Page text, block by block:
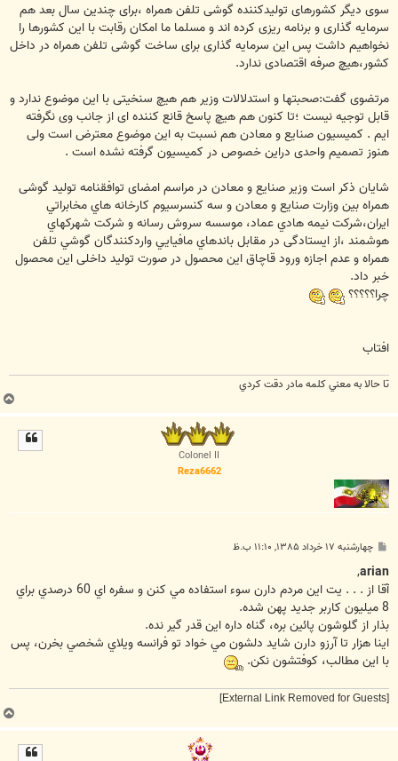
سوی دیگر کشورهای تولیدکننده گوشی تلفن همراه ،برای چندین سال بعد هم
سرمایه گذاری و برنامه ریزی کرده اند و مسلما ما امکان رقابت با این کشورها را
نخواهیم داشت پس این سرمایه گذاری برای ساخت گوشی تلفن همراه در داخل
کشور،هیچ صرفه اقتصادی ندارد.
مرتضوی گفت:صحبتها و استدلالات وزیر هم هیچ سنخیتی با این موضوع ندارد و
قابل توجیه نیست ؛تا کنون هم هیچ پاسخ قانع کننده ای از جانب وی نگرفته
ایم . کمیسیون صنایع و معادن هم نسبت به این موضوع معترض است ولی
هنوز تصمیم واحدی دراین خصوص در کمیسیون گرفته نشده است .
شایان ذکر است وزیر صنایع و معادن در مراسم امضای توافقنامه تولید گوشی
همراه بين وزارت صنايع و معادن و سه كنسرسيوم كارخانه هاي مخابراتي
ايران،شركت نيمه هادي عماد، موسسه سروش رسانه و شركت شهركهاي
هوشمند ،از ایستادگی در مقابل باندهاي مافيايي واردكنندگان گوشي تلفن
همراه و عدم اجازه ورود قاچاق این محصول در صورت تولید داخلی این محصول
خبر داد.
چرا؟؟؟؟؟
افتاب
تا حالا به معني کلمه مادر دقت کردي
ب
ا
Colonel II
Reza6662
پ
ت
چهارشنبه ۱۷ خرداد ۱۳۸۵, ۱۱:۱۰ ب.ظ
arian
,
آقا از . . . يت اين مردم دارن سوء استفاده مي کنن و سفره اي 60 درصدي براي
8 ميليون کاربر جديد پهن شده.
بذار از گلوشون پائين بره، گناه داره اين قدر گير نده.
اينا هزار تا آرزو دارن شايد دلشون مي خواد تو فرانسه ويلاي شخصي بخرن، پس
با اين مطالب، کوفتشون نکن.
ب
ا